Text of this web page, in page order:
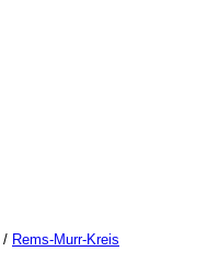
/ Rems-Murr-Kreis